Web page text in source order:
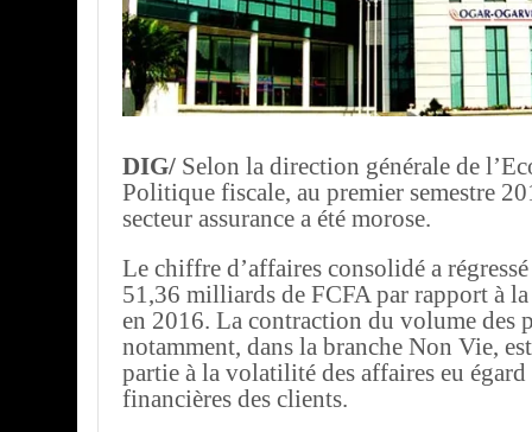
DIG/ Selon la direction générale de
Politique fiscale, au premier semestre
secteur assurance a été morose.
Le chiffre d’affaires consolidé a
51,36 milliards de FCFA par rapport à
en 2016. La contraction du volume des
notamment, dans la branche Non Vie,
partie à la volatilité des affaires eu
financières des clients.